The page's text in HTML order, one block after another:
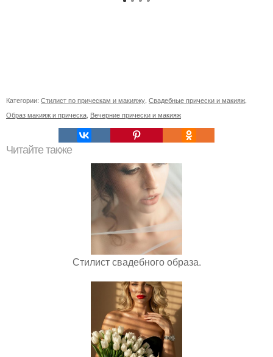
Категории: Стилист по прическам и макияжу Свадебные прически и макияж
Образ макияж и прическа Вечерние прически и макияж
Читайте также
Стилист свадебного образа.